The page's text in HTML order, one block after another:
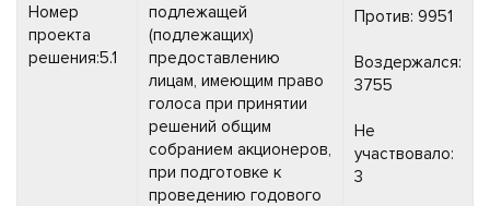
Номер
проекта
решения:5.1
подлежащей
(подлежащих)
предоставлению
лицам, имеющим право
голоса при принятии
решений общим
собранием акционеров,
при подготовке к
проведению годового
Против: 9951
Воздержался:
3755
Не
участвовало:
3